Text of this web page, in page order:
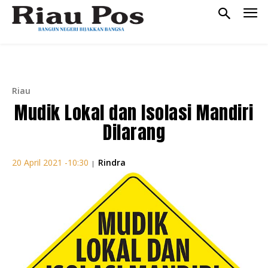
Riau
Mudik Lokal dan Isolasi Mandiri
Dilarang
20 April 2021 -10:30 | Rindra